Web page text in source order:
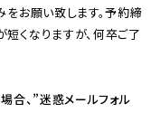
をお願い致します。予約締
くなりますが、何卒ご了
合、”迷惑メールフォル